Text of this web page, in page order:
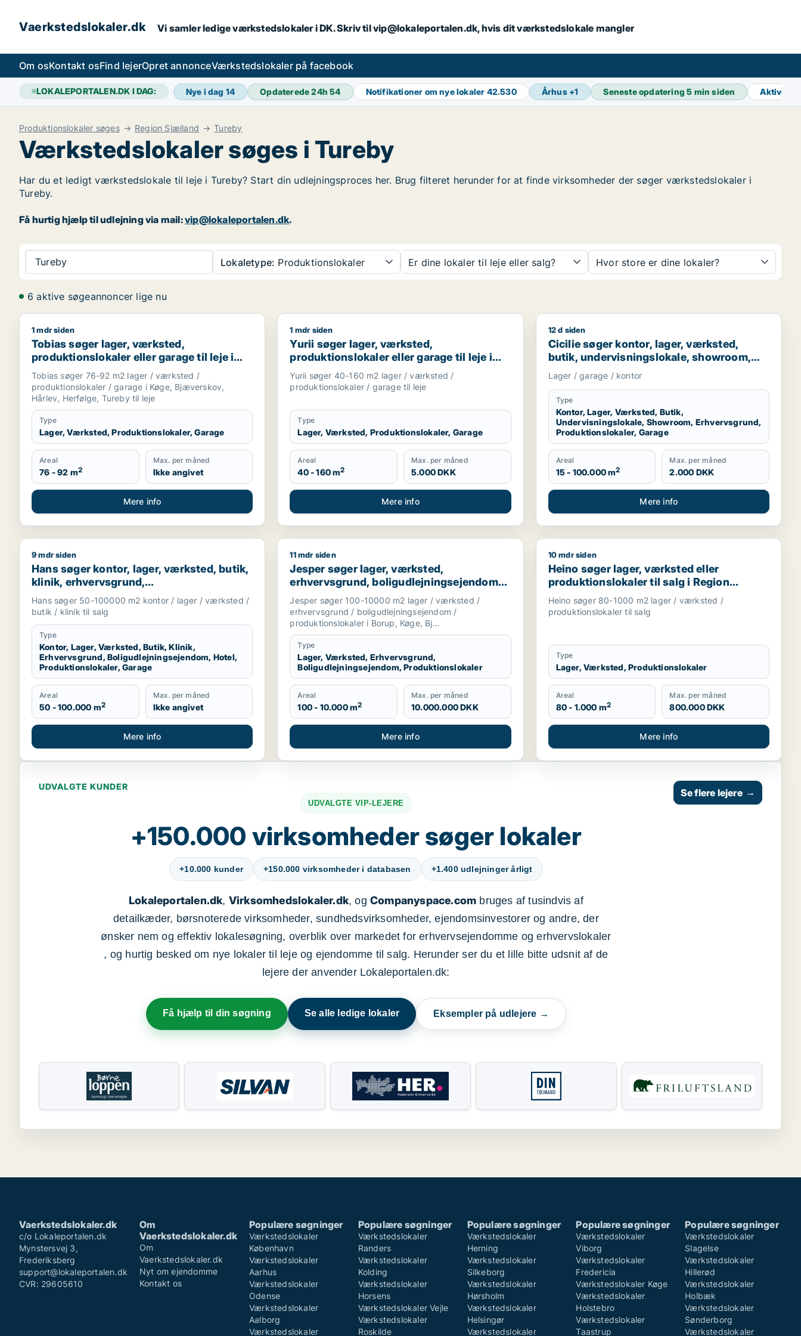
Vaerkstedslokaler.dk Vi samler ledige værkstedslokaler i DK. Skriv til vip@lokaleportalen.dk, hvis dit værkstedslokale mangler
Om osKontakt osFind lejerOpret annonceVærkstedslokaler på facebook
LOKALEPORTALEN.DK I DAG: Nye i dag 14 Opdaterede 24h54 Notifikationer om nye lokaler 42.530 Århus+1 Seneste opdatering5 min siden Aktive
Produktionslokaler søges Region Sjælland Tureby
Værkstedslokaler søges i Tureby
Har du et ledigt værkstedslokale til leje i Tureby? Start din udlejningsproces her. Brug filteret herunder for at finde virksomheder der søger værkstedslokaler i
Tureby.
Få hurtig hjælp til udlejning via mail:vip@lokaleportalen.dk.
Tureby Lokaletype: Produktionslokaler Er dine lokaler til leje eller salg? Hvor store er dine lokaler?
6 aktive søgeannoncer lige nu
Tobias søger lager, værksted, produktionslokaler eller garage til leje i Køge, Bjæverskov eller Hårlev m.fl.
1 mdr siden
Tobias søger lager, værksted,
produktionslokaler eller garage til leje i
Køge, Bjæverskov eller Hårlev m.fl.
Tobias søger 76-92 m2 lager / værksted /
produktionslokaler / garage i Køge, Bjæverskov,
Hårlev, Herfølge, Tureby til leje
Type
Lager, Værksted, Produktionslokaler, Garage
Areal
76 - 92 m2
Max. per måned
Ikke angivet
Mere info
Yurii søger lager, værksted, produktionslokaler eller garage til leje i Region Sjælland
1 mdr siden
Yurii søger lager, værksted,
produktionslokaler eller garage til leje i
Region Sjælland
Yurii søger 40-160 m2 lager / værksted /
produktionslokaler / garage til leje
Type
Lager, Værksted, Produktionslokaler, Garage
Areal
40 - 160 m2
Max. per måned
5.000 DKK
Mere info
Cicilie søger kontor, lager, værksted, butik,
12 d siden
Cicilie søger kontor, lager, værksted,
butik, undervisningslokale, showroom,
erhvervsgrund, produktionslokaler eller
garage til leje i Region Sjælland eller
Nordsjælland
Lager / garage / kontor
Type
Kontor, Lager, Værksted, Butik,
Undervisningslokale, Showroom, Erhvervsgrund,
Produktionslokaler, Garage
Areal
15 - 100.000 m2
Max. per måned
2.000 DKK
Mere info
Hans søger kontor, lager, værksted, butik, klinik, erhvervsgrund, boligudlejningsejendom, hotel, produktionslokaler eller garage til salg i Region Sjælland
9 mdr siden
Hans søger kontor, lager, værksted, butik,
klinik, erhvervsgrund,
boligudlejningsejendom, hotel,
produktionslokaler eller garage til salg i
Hans søger 50-100000 m2 kontor / lager / værksted /
butik / klinik til salg
Type
Kontor, Lager, Værksted, Butik, Klinik,
Erhvervsgrund, Boligudlejningsejendom, Hotel,
Produktionslokaler, Garage
Areal
50 - 100.000 m2
Max. per måned
Ikke angivet
Mere info
Jesper søger lager, værksted, erhvervsgrund, boligudlejningsejendom eller produktionslokaler til salg i Køge
11 mdr siden
Jesper søger lager, værksted,
erhvervsgrund, boligudlejningsejendom
eller produktionslokaler til salg i Køge
Jesper søger 100-10000 m2 lager / værksted /
erhvervsgrund / boligudlejningsejendom /
produktionslokaler i Borup, Køge, Bj...
Type
Lager, Værksted, Erhvervsgrund,
Boligudlejningsejendom, Produktionslokaler
Areal
100 - 10.000 m2
Max. per måned
10.000.000 DKK
Mere info
Heino søger lager, værksted eller produktionslokaler
10 mdr siden
Heino søger lager, værksted eller
produktionslokaler til salg i Region
Sjælland
Heino søger 80-1000 m2 lager / værksted /
produktionslokaler til salg
Type
Lager, Værksted, Produktionslokaler
Areal
80 - 1.000 m2
Max. per måned
800.000 DKK
Mere info
UDVALGTE KUNDER
UDVALGTE VIP-LEJERE
+150.000 virksomheder søger lokaler
+10.000 kunder +150.000 virksomheder i databasen +1.400 udlejninger årligt
Lokaleportalen.dk, Virksomhedslokaler.dk, og Companyspace.com bruges af tusindvis af
detailkæder, børsnoterede virksomheder, sundhedsvirksomheder, ejendomsinvestorer og andre, der
ønsker nem og effektiv lokalesøgning, overblik over markedet for erhvervsejendomme og erhvervslokaler
, og hurtig besked om nye lokaler til leje og ejendomme til salg. Herunder ser du et lille bitte udsnit af de
lejere der anvender Lokaleportalen.dk:
Få hjælp til din søgning Se alle ledige lokaler Eksempler på udlejere →
Se flere lejere →
Vaerkstedslokaler.dk
c/o Lokaleportalen.dk
Mynstersvej 3,
Frederiksberg
support@lokaleportalen.dk
CVR: 29605610
Om
Vaerkstedslokaler.dk
Om
Vaerkstedslokaler.dk
Nyt om ejendomme
Kontakt os
Populære søgninger
Værkstedslokaler
København
Værkstedslokaler
Aarhus
Værkstedslokaler
Odense
Værkstedslokaler
Aalborg
Værkstedslokaler
Populære søgninger
Værkstedslokaler
Randers
Værkstedslokaler
Kolding
Værkstedslokaler
Horsens
Værkstedslokaler Vejle
Værkstedslokaler
Roskilde
Populære søgninger
Værkstedslokaler
Herning
Værkstedslokaler
Silkeborg
Værkstedslokaler
Hørsholm
Værkstedslokaler
Helsingør
Værkstedslokaler
Populære søgninger
Værkstedslokaler
Viborg
Værkstedslokaler
Fredericia
Værkstedslokaler Køge
Værkstedslokaler
Holstebro
Værkstedslokaler
Taastrup
Populære søgninger
Værkstedslokaler
Slagelse
Værkstedslokaler
Hillerød
Værkstedslokaler
Holbæk
Værkstedslokaler
Sønderborg
Værkstedslokaler